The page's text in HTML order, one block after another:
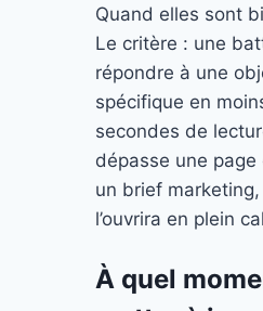
Quand elles sont
Le critère : une
répondre à une
spécifique en
secondes de
dépasse une
un brief
l’ouvrira en plein
À quel